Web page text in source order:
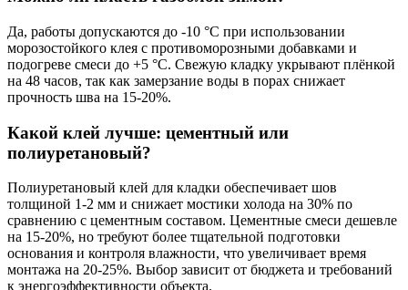
Да, работы допускаются до -10 °C при использовании
морозостойкого клея с противоморозными добавками и
подогреве смеси до +5 °C. Свежую кладку укрывают плёнкой
на 48 часов, так как замерзание воды в порах снижает
прочность шва на 15-20%.
Какой клей лучше: цементный или
полиуретановый?
Полиуретановый клей для кладки обеспечивает шов
толщиной 1-2 мм и снижает мостики холода на 30% по
сравнению с цементным составом. Цементные смеси дешевле
на 15-20%, но требуют более тщательной подготовки
основания и контроля влажности, что увеличивает время
монтажа на 20-25%. Выбор зависит от бюджета и требований
к энергоэффективности объекта.